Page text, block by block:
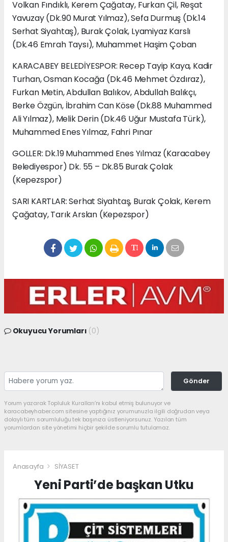
Volkan Fındıklı, Kerem Çağatay, Furkan Çil, Reşat
Yavuzay (Dk.90 Murat Yılmaz), Sefa Durmuş (Dk.14
Serhat Siyahtaş), Burak Çolak, Lyamiyaz Karslı
(Dk.46 Emrah Taysı), Muhammet Haşim Çoban
KARACABEY BELEDİYESPOR: Recep Tayip Kaya, Kadir
Turhan, Osman Kocağa (Dk.46 Mehmet Özdıraz),
Furkan Metin, Abdullan Balıkov, Abdullah Balıkçı,
Berke Özgün, İbrahim Can Köse (Dk.88 Muhammed
Ali Yılmaz), Melik Derin (Dk.46 Uğur Mustafa Türk),
Muhammed Enes Yılmaz, Fahri Pınar
GOLLER: Dk.19 Muhammed Enes Yılmaz (Karacabey
Belediyespor) Dk. 55 – Dk.85 Burak Çolak
(Kepezspor)
SARI KARTLAR: Serhat Siyahtaş, Burak Çolak, Kerem
Çağatay, Tarık Arslan (Kepezspor)
Okuyucu Yorumları (0)
Gönder
Yorum yazarak Topluluk Kuralları’nı kabul etmiş bulunuyor ve
karacabeyhaber.com sitesine yaptığınız yorumunuzla ilgili doğrudan veya
dolaylı tüm sorumluluğu tek başınıza üstleniyorsunuz. Yazılan tüm
yorumlardan site yönetimi hiçbir şekilde sorumlu tutulamaz.
Anasayfa SİYASET
Yeni Parti’de başkan Utku